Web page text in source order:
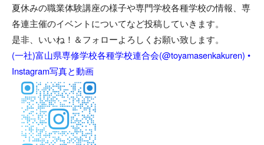
夏休みの職業体験講座の様子や専門学校各種学校の情報、専
各連主催のイベントについてなど投稿していきます。
是非、いいね！＆フォローよろしくお願い致します。
(一社)富山県専修学校各種学校連合会(@toyamasenkakuren) •
Instagram写真と動画